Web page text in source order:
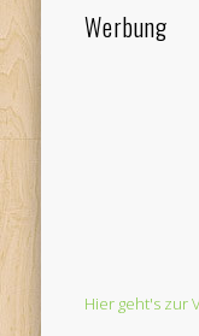
Werbung
Hier geht's zur